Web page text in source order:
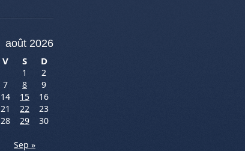
août 2026
V S D
1
2
7 8
9
14 15
16
21 22
23
28 29
30
Sep »